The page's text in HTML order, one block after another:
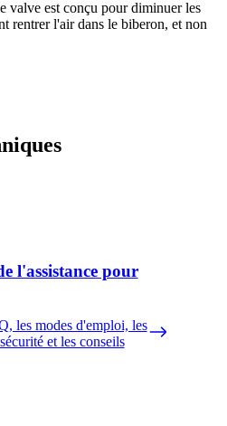
valve est conçu pour diminuer les
rentrer l'air dans le biberon, et non
l'assistance pour
les modes d'emploi, les
et les conseils